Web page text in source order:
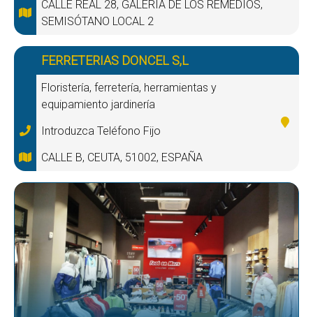
CALLE REAL 28, GALERÍA DE LOS REMEDIOS,
SEMISÓTANO LOCAL 2
FERRETERIAS DONCEL S,L
Floristería, ferretería, herramientas y
equipamiento jardinería
Introduzca Teléfono Fijo
CALLE B, CEUTA, 51002, ESPAÑA